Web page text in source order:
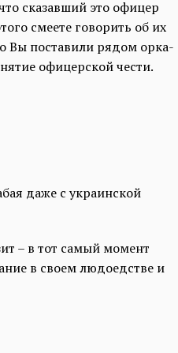
сказавший это офицер
смеете говорить об их
Вы поставили рядом орка-
офицерской чести.
даже с украинской
– в тот самый момент
в своем людоедстве и